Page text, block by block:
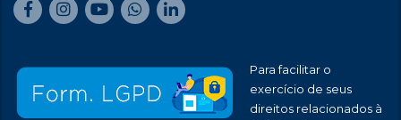
Para facilitar o
exercício de seus
direitos relacionados à